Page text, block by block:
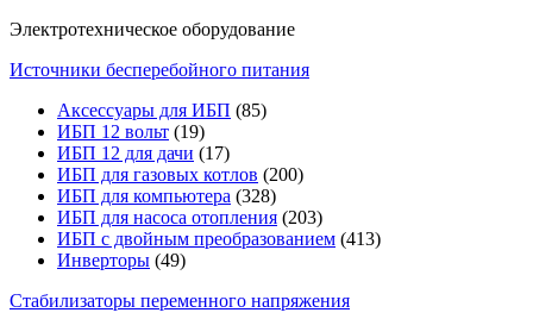
Электротехническое оборудование
Источники бесперебойного питания
Аксессуары для ИБП (85)
ИБП 12 вольт (19)
ИБП 12 для дачи (17)
ИБП для газовых котлов (200)
ИБП для компьютера (328)
ИБП для насоса отопления (203)
ИБП с двойным преобразованием (413)
Инверторы (49)
Стабилизаторы переменного напряжения